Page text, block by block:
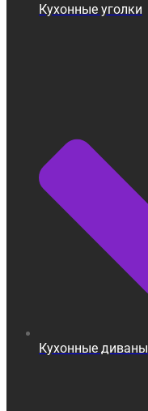
Кухонные уголки
Кухонные диваны